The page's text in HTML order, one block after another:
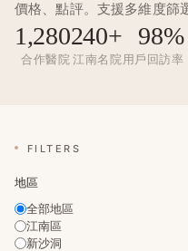
價格、點評。支援多維度篩
1,280
合作醫院
240+
江南名院
98%
用戶回訪率
FILTERS
地區
全部地區
江南區
新沙洞